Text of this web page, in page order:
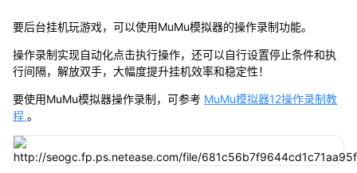
要后台挂机玩游戏，可以使用MuMu模拟器的操作录制功能。
操作录制实现自动化点击执行操作，还可以自行设置停止条件和执
行间隔，解放双手，大幅度提升挂机效率和稳定性！
要使用MuMu模拟器操作录制，可参考 MuMu模拟器12操作录制教
程 。